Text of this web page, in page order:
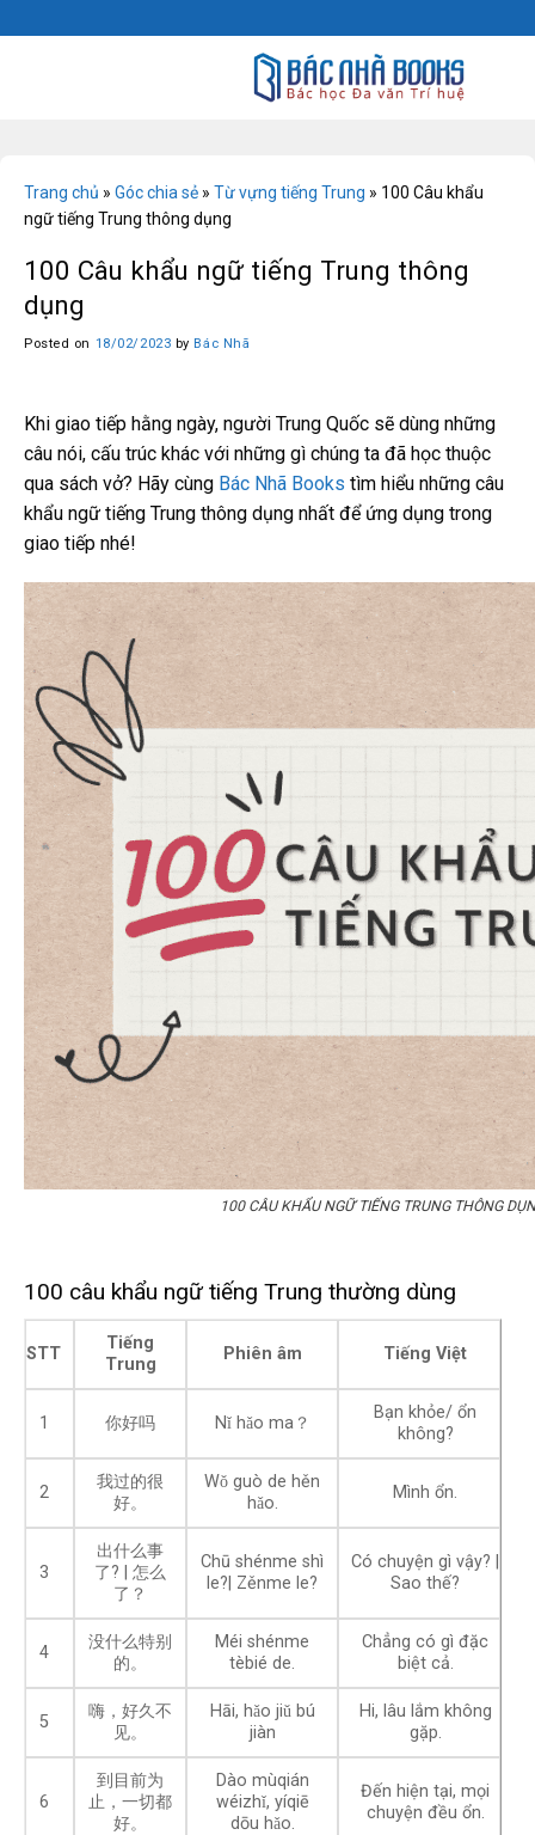
to
Trang chủ » Góc chia sẻ » Từ vựng tiếng Trung » 100 Câu khẩu
ngữ tiếng Trung thông dụng
100 Câu khẩu ngữ tiếng Trung thông
dụng
Posted on 18/02/2023 by Bác Nhã
Khi giao tiếp hằng ngày, người Trung Quốc sẽ dùng những
câu nói, cấu trúc khác với những gì chúng ta đã học thuộc
qua sách vở? Hãy cùng Bác Nhã Books tìm hiểu những câu
khẩu ngữ tiếng Trung thông dụng nhất để ứng dụng trong
giao tiếp nhé!
100 CÂU KHẨU NGỮ TIẾNG TRUNG THÔNG
100 câu khẩu ngữ tiếng Trung thường dùng
STT
Tiếng
Trung
Phiên âm Tiếng Việt
1 你好吗 Nǐ hǎo ma？
Bạn khỏe/ ổn
không?
2
我过的很
好。
Wǒ guò de hěn
hǎo.
Mình ổn.
3
出什么事
了? | 怎么
了？
Chū shénme shì
le?| Zěnme le?
Có chuyện gì vậy? |
Sao thế?
4
没什么特别
的。
Méi shénme
tèbié de.
Chẳng có gì đặc
biệt cả.
5
嗨，好久不
见。
Hāi, hǎo jiǔ bú
jiàn
Hi, lâu lắm không
gặp.
6
到目前为
止，一切都
好。
Dào mùqián
wéizhǐ, yíqiē
dōu hǎo.
Đến hiện tại, mọi
chuyện đều ổn.